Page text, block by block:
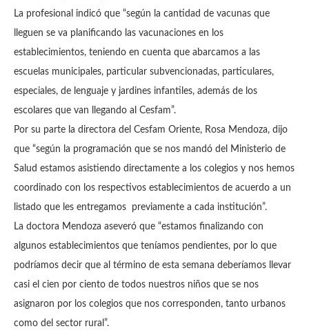
La profesional indicó que “según la cantidad de vacunas que
lleguen se va planificando las vacunaciones en los
establecimientos, teniendo en cuenta que abarcamos a las
escuelas municipales, particular subvencionadas, particulares,
especiales, de lenguaje y jardines infantiles, además de los
escolares que van llegando al Cesfam”.
Por su parte la directora del Cesfam Oriente, Rosa Mendoza, dijo
que “según la programación que se nos mandó del Ministerio de
Salud estamos asistiendo directamente a los colegios y nos hemos
coordinado con los respectivos establecimientos de acuerdo a un
listado que les entregamos previamente a cada institución”.
La doctora Mendoza aseveró que “estamos finalizando con
algunos establecimientos que teníamos pendientes, por lo que
podríamos decir que al término de esta semana deberíamos llevar
casi el cien por ciento de todos nuestros niños que se nos
asignaron por los colegios que nos corresponden, tanto urbanos
como del sector rural”.